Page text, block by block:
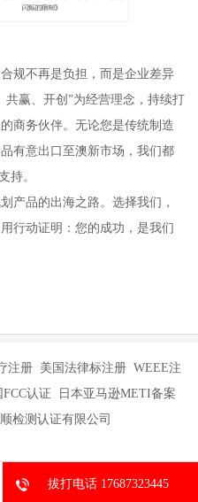
规不再是负担，而是企业差异
赢、开创”为经营理念，持续打
商务伙伴。无论您是传统制造
有意出口至澳新市场，我们都
持。
产品的出海之路。选择我们，
行动证明：您的成功，是我们
注册 美国法律标注册 WEEE注
认证 日本亚马逊METI备案
检测认证有限公司
拔打电话 17687323445